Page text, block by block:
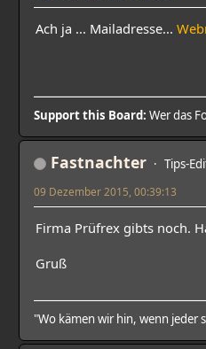
Ach ja ... Mailadresse...
Support this Board: Wer das
Fastnachter Tips-
09 Dezember 2015, 00:39:13
Firma Prüfrex gibts noch.
Gruß
"Wo kämen wir hin, wenn jeder